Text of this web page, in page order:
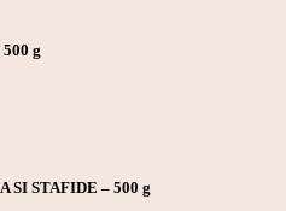
g
SI STAFIDE – 500 g